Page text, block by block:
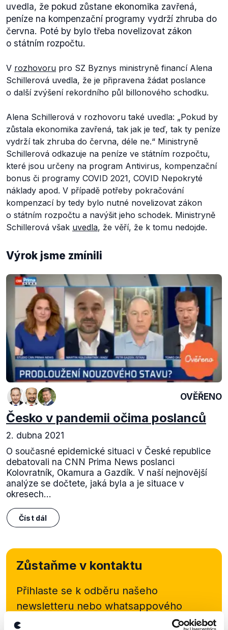
uvedla, že pokud zůstane ekonomika zavřená,
peníze na kompenzační programy vydrží zhruba do
června. Poté by bylo třeba novelizovat zákon
o státním rozpočtu.
V rozhovoru pro SZ Byznys ministryně financí Alena
Schillerová uvedla, že je připravena žádat poslance
o další zvýšení rekordního půl billonového schodku.
Alena Schillerová v rozhovoru také uvedla: „Pokud by
zůstala ekonomika zavřená, tak jak je teď, tak ty peníze
vydrží tak zhruba do června, déle ne.“ Ministryně
Schillerová odkazuje na peníze ve státním rozpočtu,
které jsou určeny na program Antivirus, kompenzační
bonus či programy COVID 2021, COVID Nepokryté
náklady apod. V případě potřeby pokračování
kompenzací by tedy bylo nutné novelizovat zákon
o státním rozpočtu a navýšit jeho schodek. Ministryně
Schillerová však uvedla, že věří, že k tomu nedojde.
Výrok jsme zmínili
OVĚŘENO
Česko v pandemii očima poslanců
2. dubna 2021
O současné epidemické situaci v České republice
debatovali na CNN Prima News poslanci
Kolovratník, Okamura a Gazdík. V naší nejnovější
analýze se dočtete, jaká byla a je situace v
okresech...
Číst dál
Zůstaňme v kontaktu
Přihlaste se k odběru našeho
newsletteru nebo whatsappového
kanálu, kde pravidelně přinášíme